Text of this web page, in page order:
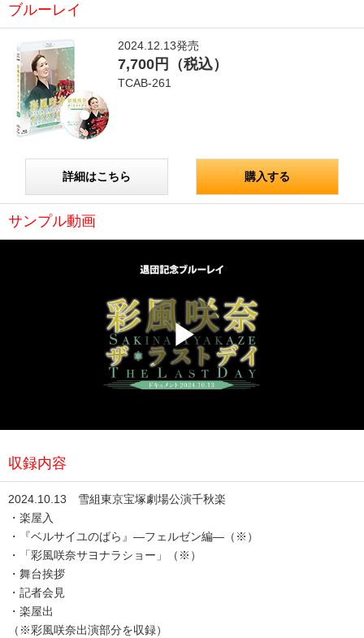
ブルーレイ
2024.12.13発売
7,700円（税込）
TCAB-261
詳細はこちら 購入する
サンプル動画
Play
収録内容
2024.10.13 雪組東京宝塚劇場公演千秋楽
・楽屋入
・『ベルサイユのばら』―フェルゼン編―（※）
・「彩風咲奈サヨナラショー」（※）
・舞台挨拶
・記者会見
・楽屋出
（※彩風咲奈出演部分を収録）
配信deタカラヅカ
宝塚クリエイティブアーツ オフィシャルサイト
宝塚クリエイティブアーツ 企業情報
宝塚歌劇公式ホームページ